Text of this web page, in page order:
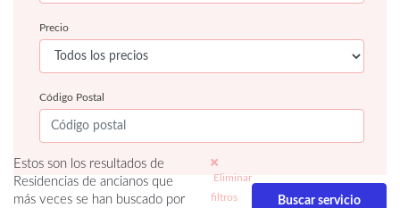
Precio
Código Postal
Estos son los resultados de
Residencias de ancianos que
más veces se han buscado por
Eliminar
filtros